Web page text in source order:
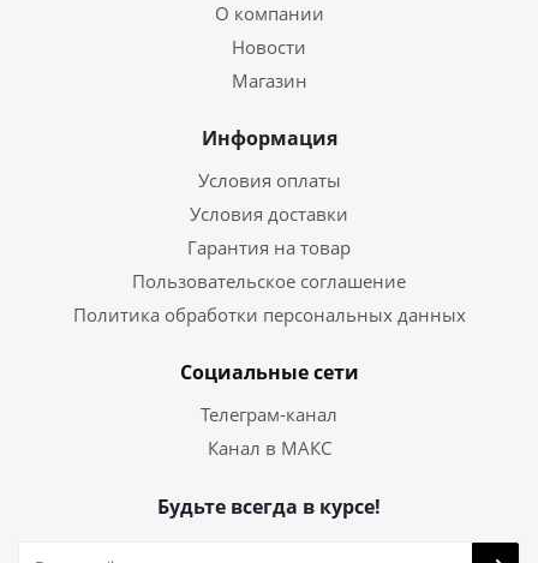
О компании
Новости
Магазин
Информация
Условия оплаты
Условия доставки
Гарантия на товар
Пользовательское соглашение
Политика обработки персональных данных
Социальные сети
Телеграм-канал
Канал в МАКС
Будьте всегда в курсе!